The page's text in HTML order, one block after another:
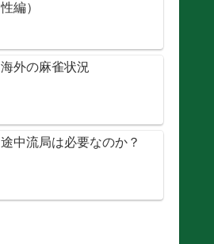
性編）
海外の麻雀状況
途中流局は必要なのか？